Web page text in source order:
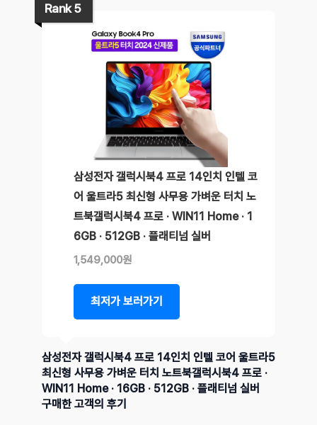
Rank 5
삼성전자 갤럭시북4 프로 14인치 인텔 코
어 울트라5 최신형 사무용 가벼운 터치 노
트북갤럭시북4 프로 · WIN11 Home · 1
6GB · 512GB · 플래티넘 실버
1,549,000원
최저가 보러가기
삼성전자 갤럭시북4 프로 14인치 인텔 코어 울트라5
최신형 사무용 가벼운 터치 노트북갤럭시북4 프로 ·
WIN11 Home · 16GB · 512GB · 플래티넘 실버
구매한 고객의 후기